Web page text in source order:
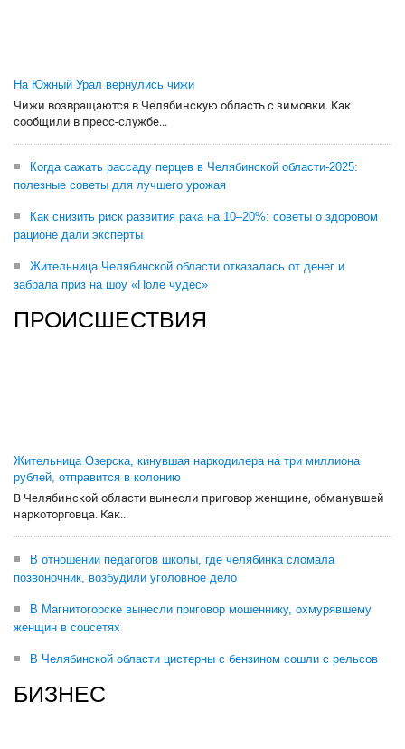
На Южный Урал вернулись чижи
Чижи возвращаются в Челябинскую область с зимовки. Как
сообщили в пресс-службе...
Когда сажать рассаду перцев в Челябинской области-2025:
полезные советы для лучшего урожая
Как снизить риск развития рака на 10–20%: советы о здоровом
рационе дали эксперты
Жительница Челябинской области отказалась от денег и
забрала приз на шоу «Поле чудес»
ПРОИСШЕСТВИЯ
Жительница Озерска, кинувшая наркодилера на три миллиона
рублей, отправится в колонию
В Челябинской области вынесли приговор женщине, обманувшей
наркоторговца. Как...
В отношении педагогов школы, где челябинка сломала
позвоночник, возбудили уголовное дело
В Магнитогорске вынесли приговор мошеннику, охмурявшему
женщин в соцсетях
В Челябинской области цистерны с бензином сошли с рельсов
БИЗНЕС